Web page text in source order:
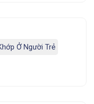
Ở Người Trẻ